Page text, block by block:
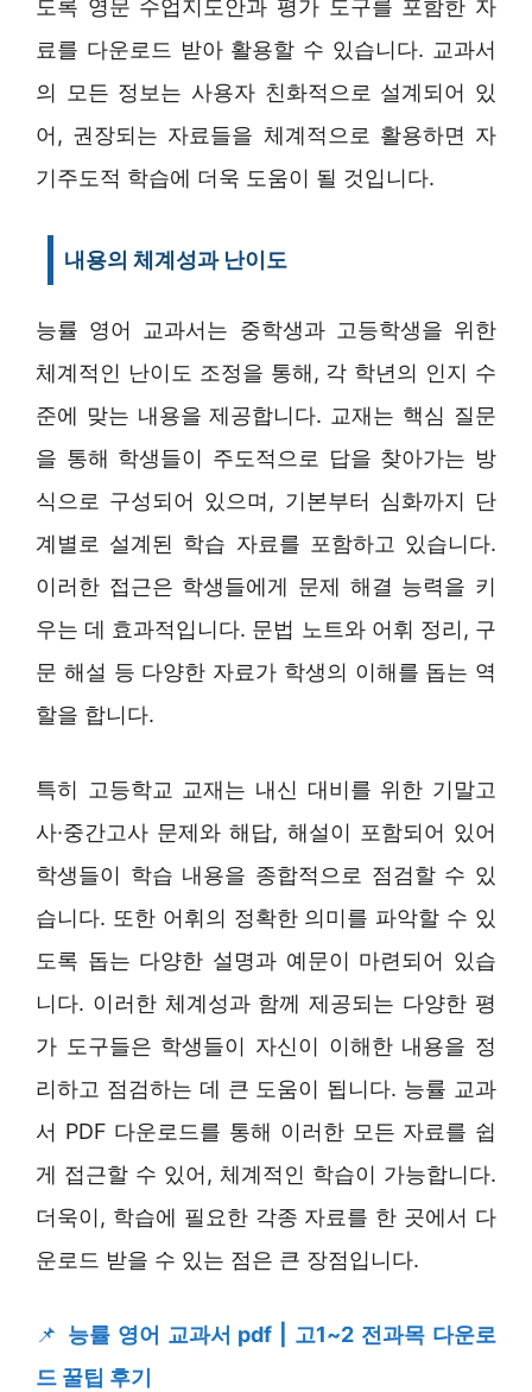
도록 영문 수업지도안과 평가 도구를 포함한 자
료를 다운로드 받아 활용할 수 있습니다. 교과서
의 모든 정보는 사용자 친화적으로 설계되어 있
어, 권장되는 자료들을 체계적으로 활용하면 자
기주도적 학습에 더욱 도움이 될 것입니다.
내용의 체계성과 난이도
능률 영어 교과서는 중학생과 고등학생을 위한
체계적인 난이도 조정을 통해, 각 학년의 인지 수
준에 맞는 내용을 제공합니다. 교재는 핵심 질문
을 통해 학생들이 주도적으로 답을 찾아가는 방
식으로 구성되어 있으며, 기본부터 심화까지 단
계별로 설계된 학습 자료를 포함하고 있습니다.
이러한 접근은 학생들에게 문제 해결 능력을 키
우는 데 효과적입니다. 문법 노트와 어휘 정리, 구
문 해설 등 다양한 자료가 학생의 이해를 돕는 역
할을 합니다.
특히 고등학교 교재는 내신 대비를 위한 기말고
사·중간고사 문제와 해답, 해설이 포함되어 있어
학생들이 학습 내용을 종합적으로 점검할 수 있
습니다. 또한 어휘의 정확한 의미를 파악할 수 있
도록 돕는 다양한 설명과 예문이 마련되어 있습
니다. 이러한 체계성과 함께 제공되는 다양한 평
가 도구들은 학생들이 자신이 이해한 내용을 정
리하고 점검하는 데 큰 도움이 됩니다. 능률 교과
서 PDF 다운로드를 통해 이러한 모든 자료를 쉽
게 접근할 수 있어, 체계적인 학습이 가능합니다.
더욱이, 학습에 필요한 각종 자료를 한 곳에서 다
운로드 받을 수 있는 점은 큰 장점입니다.
📌 능률 영어 교과서 pdf | 고1~2 전과목 다운로
드 꿀팁 후기